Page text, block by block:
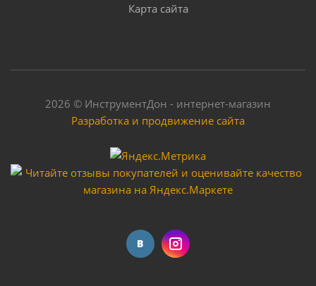
Карта сайта
2026 © ИнструментДон - интернет-магазин
Разработка и продвижение сайта